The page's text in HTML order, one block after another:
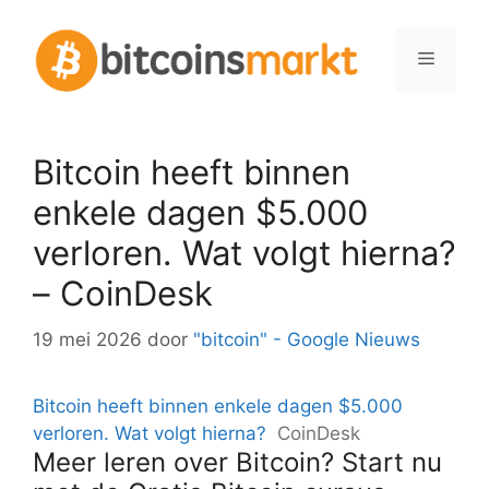
inhoud
Menu
Bitcoin heeft binnen
enkele dagen $5.000
verloren. Wat volgt hierna?
– CoinDesk
19 mei 2026 door "bitcoin" - Google Nieuws
Bitcoin heeft binnen enkele dagen $5.000
verloren. Wat volgt hierna? CoinDesk
Meer leren over Bitcoin? Start nu